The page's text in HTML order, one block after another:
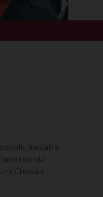
invitati e
ricorda
Chiesa e